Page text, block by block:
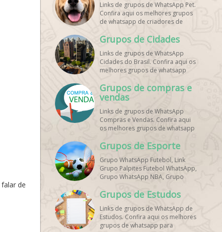
de
Links de grupos de WhatsApp Pet.
Confira aqui os melhores grupos
de whatsapp de criadores de
Grupos de Cidades
Links de grupos de WhatsApp
Cidades do Brasil. Confira aqui os
melhores grupos de whatsapp
Grupos de compras e
vendas
Links de grupos de WhatsApp
Compras e Vendas. Confira aqui
os melhores grupos de whatsapp
Grupos de Esporte
Grupo WhatsApp Futebol, Link
Grupo Palpites Futebol WhatsApp,
Grupo WhatsApp NBA, Grupo
WhatsApp Treino, Grupo
WhatsApp Notícias Esportes,
Grupo de Debates Esportivos
WhatsApp, Grupo de Torcedores
[Nome do Time] WhatsApp, Link
Grupos de Estudos
Links de grupos de WhatsApp de
Estudos. Confira aqui os melhores
grupos de whatsapp para